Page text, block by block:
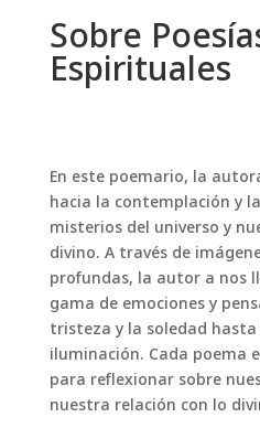
Sobre
Espirituales
En este poemario, la
hacia la contemplación y
misterios del universo y
divino. A través de
profundas, la autor a nos
gama de emociones y
tristeza y la soledad
iluminación. Cada poema
para reflexionar sobre
nuestra relación con lo